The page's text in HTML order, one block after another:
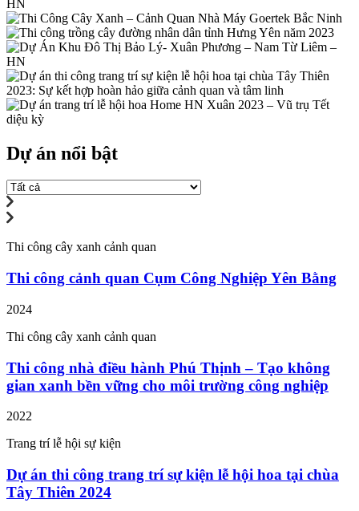
Dự án nổi bật
Thi công cây xanh cảnh quan
Thi công cảnh quan Cụm Công Nghiệp Yên Bằng
2024
Thi công cây xanh cảnh quan
Thi công nhà điều hành Phú Thịnh – Tạo không
gian xanh bền vững cho môi trường công nghiệp
2022
Trang trí lễ hội sự kiện
Dự án thi công trang trí sự kiện lễ hội hoa tại chùa
Tây Thiên 2024